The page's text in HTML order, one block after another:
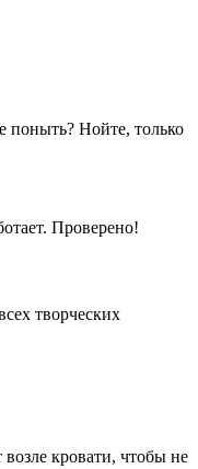
поныть? Нойте, только
Проверено!
творческих
кровати, чтобы не